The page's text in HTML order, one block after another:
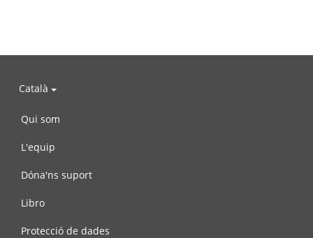
Català
Qui som
L'equip
Dóna'ns suport
Libro
Protecció de dades